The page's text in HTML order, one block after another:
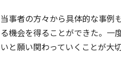
当事者の方々から具体的な事例
る機会を得ることができた。一
いと願い関わっていくことが大